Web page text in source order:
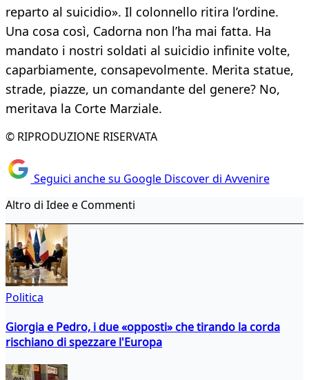
reparto al suicidio». Il colonnello ritira l’ordine.
Una cosa così, Cadorna non l’ha mai fatta. Ha
mandato i nostri soldati al suicidio infinite volte,
caparbiamente, consapevolmente. Merita statue,
strade, piazze, un comandante del genere? No,
meritava la Corte Marziale.
© RIPRODUZIONE RISERVATA
Seguici anche su Google Discover di Avvenire
Altro di Idee e Commenti
Politica
Giorgia e Pedro, i due «opposti» che tirando la corda
rischiano di spezzare l'Europa